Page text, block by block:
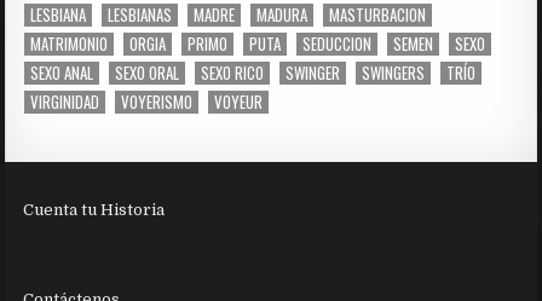
LESBIANA
LESBIANAS MADRE MADURA
MASTURBACION
MATRIMONIO
ORGIA PRIMO PUTA SEDUCCION SEMEN
SEXO
SEXO ANAL
SEXO ORAL SEXO RICO SWINGER SWINGERS
TRÍO
VIRGINIDAD
VOYERISMO VOYEUR
Cuenta tu Historia